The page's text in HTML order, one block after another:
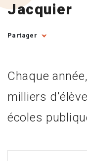
Jacquier
Partager
Chaque
milliers
écoles